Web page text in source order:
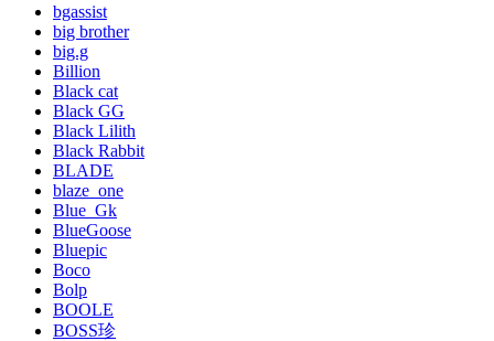
bgassist
big brother
big.g
Billion
Black cat
Black GG
Black Lilith
Black Rabbit
BLADE
blaze_one
Blue_Gk
BlueGoose
Bluepic
Boco
Bolp
BOOLE
BOSS珍